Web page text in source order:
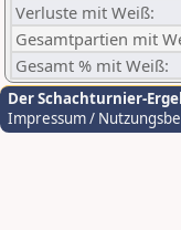
Verluste mit Weiß:
Gesamtpartien mit
Gesamt % mit Weiß:
Der Schachturnier-
Impressum /